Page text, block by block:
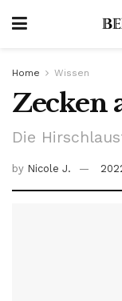
Home Wissen
Zecken
Die
by Nicole J.